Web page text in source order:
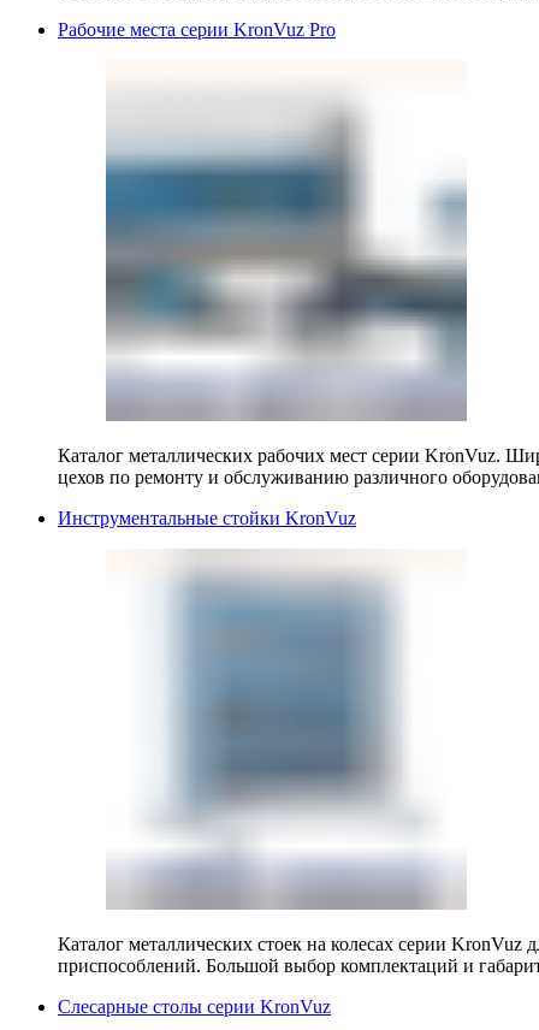
Рабочие места серии KronVuz Pro
Каталог металлических рабочих мест серии KronVuz.
цехов по ремонту и обслуживанию различного
Инструментальные стойки KronVuz
Каталог металлических стоек на колесах серии KronVuz
приспособлений. Большой выбор комплектаций и
Слесарные столы серии KronVuz